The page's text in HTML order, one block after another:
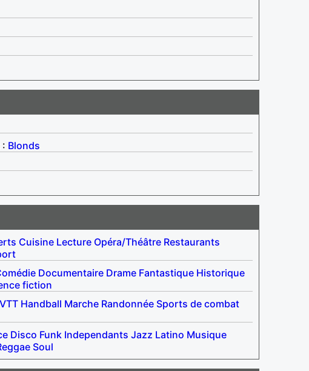
: Blonds
Cuisine Lecture Opéra/Théâtre Restaurants
Documentaire Drame Fantastique Historique
fiction
Handball Marche Randonnée Sports de combat
Disco Funk Independants Jazz Latino Musique
Soul